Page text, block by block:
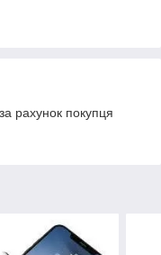
рахунок покупця